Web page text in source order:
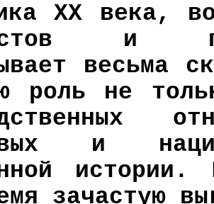
ХХ века,
и
весьма
роль не
и
зачастую